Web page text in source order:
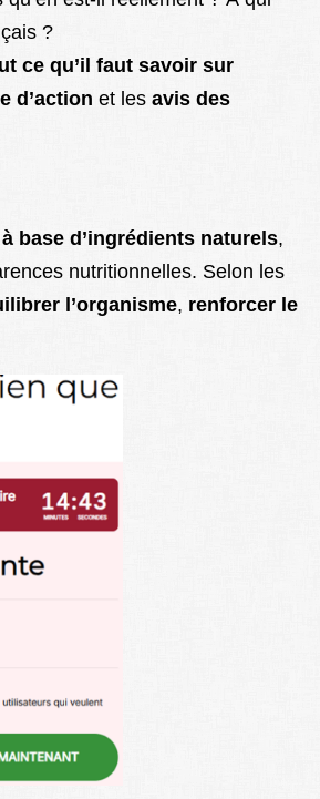
?
ce qu’il faut savoir sur
d’action et les avis des
base d’ingrédients naturels,
nutritionnelles. Selon les
l’organisme, renforcer le